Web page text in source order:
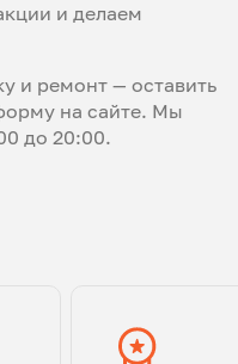
и делаем
и ремонт — оставить
на сайте. Мы
до 20:00.